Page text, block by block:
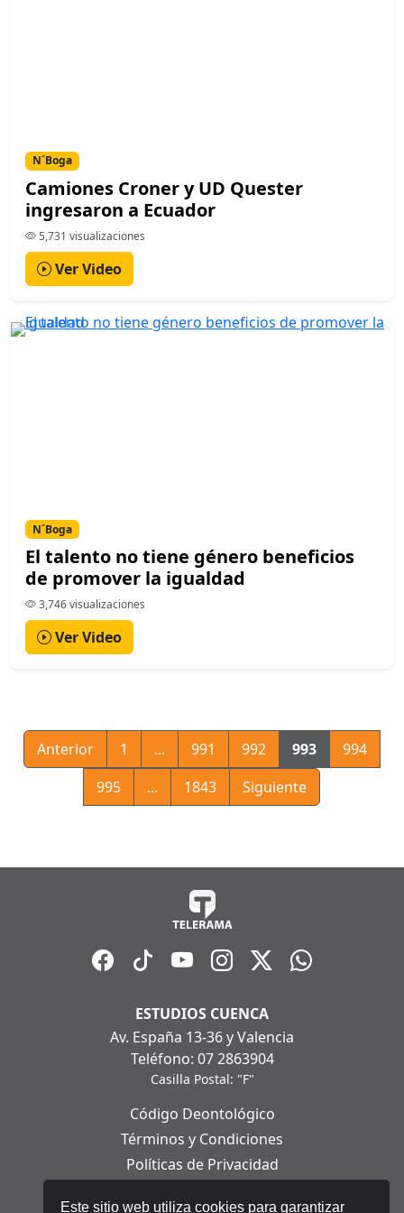
Este sitio web utiliza cookies para garantizar
N´Boga
Camiones Croner y UD Quester
ingresaron a Ecuador
5,731 visualizaciones
Ver Video
N´Boga
El talento no tiene género beneficios
de promover la igualdad
3,746 visualizaciones
Ver Video
Anterior 1 ... 991 992 993
994
995
... 1843 Siguiente
ESTUDIOS CUENCA
Av. España 13-36 y Valencia
Teléfono: 07 2863904
Casilla Postal: "F"
Código Deontológico
Términos y Condiciones
Políticas de Privacidad